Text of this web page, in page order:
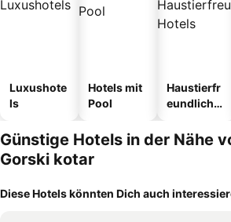
Luxushote
ls
Hotels mit
Pool
Haustierfr
eundliche
Günstige Hotels in der Nähe
Gorski kotar
Diese Hotels könnten Dich auch